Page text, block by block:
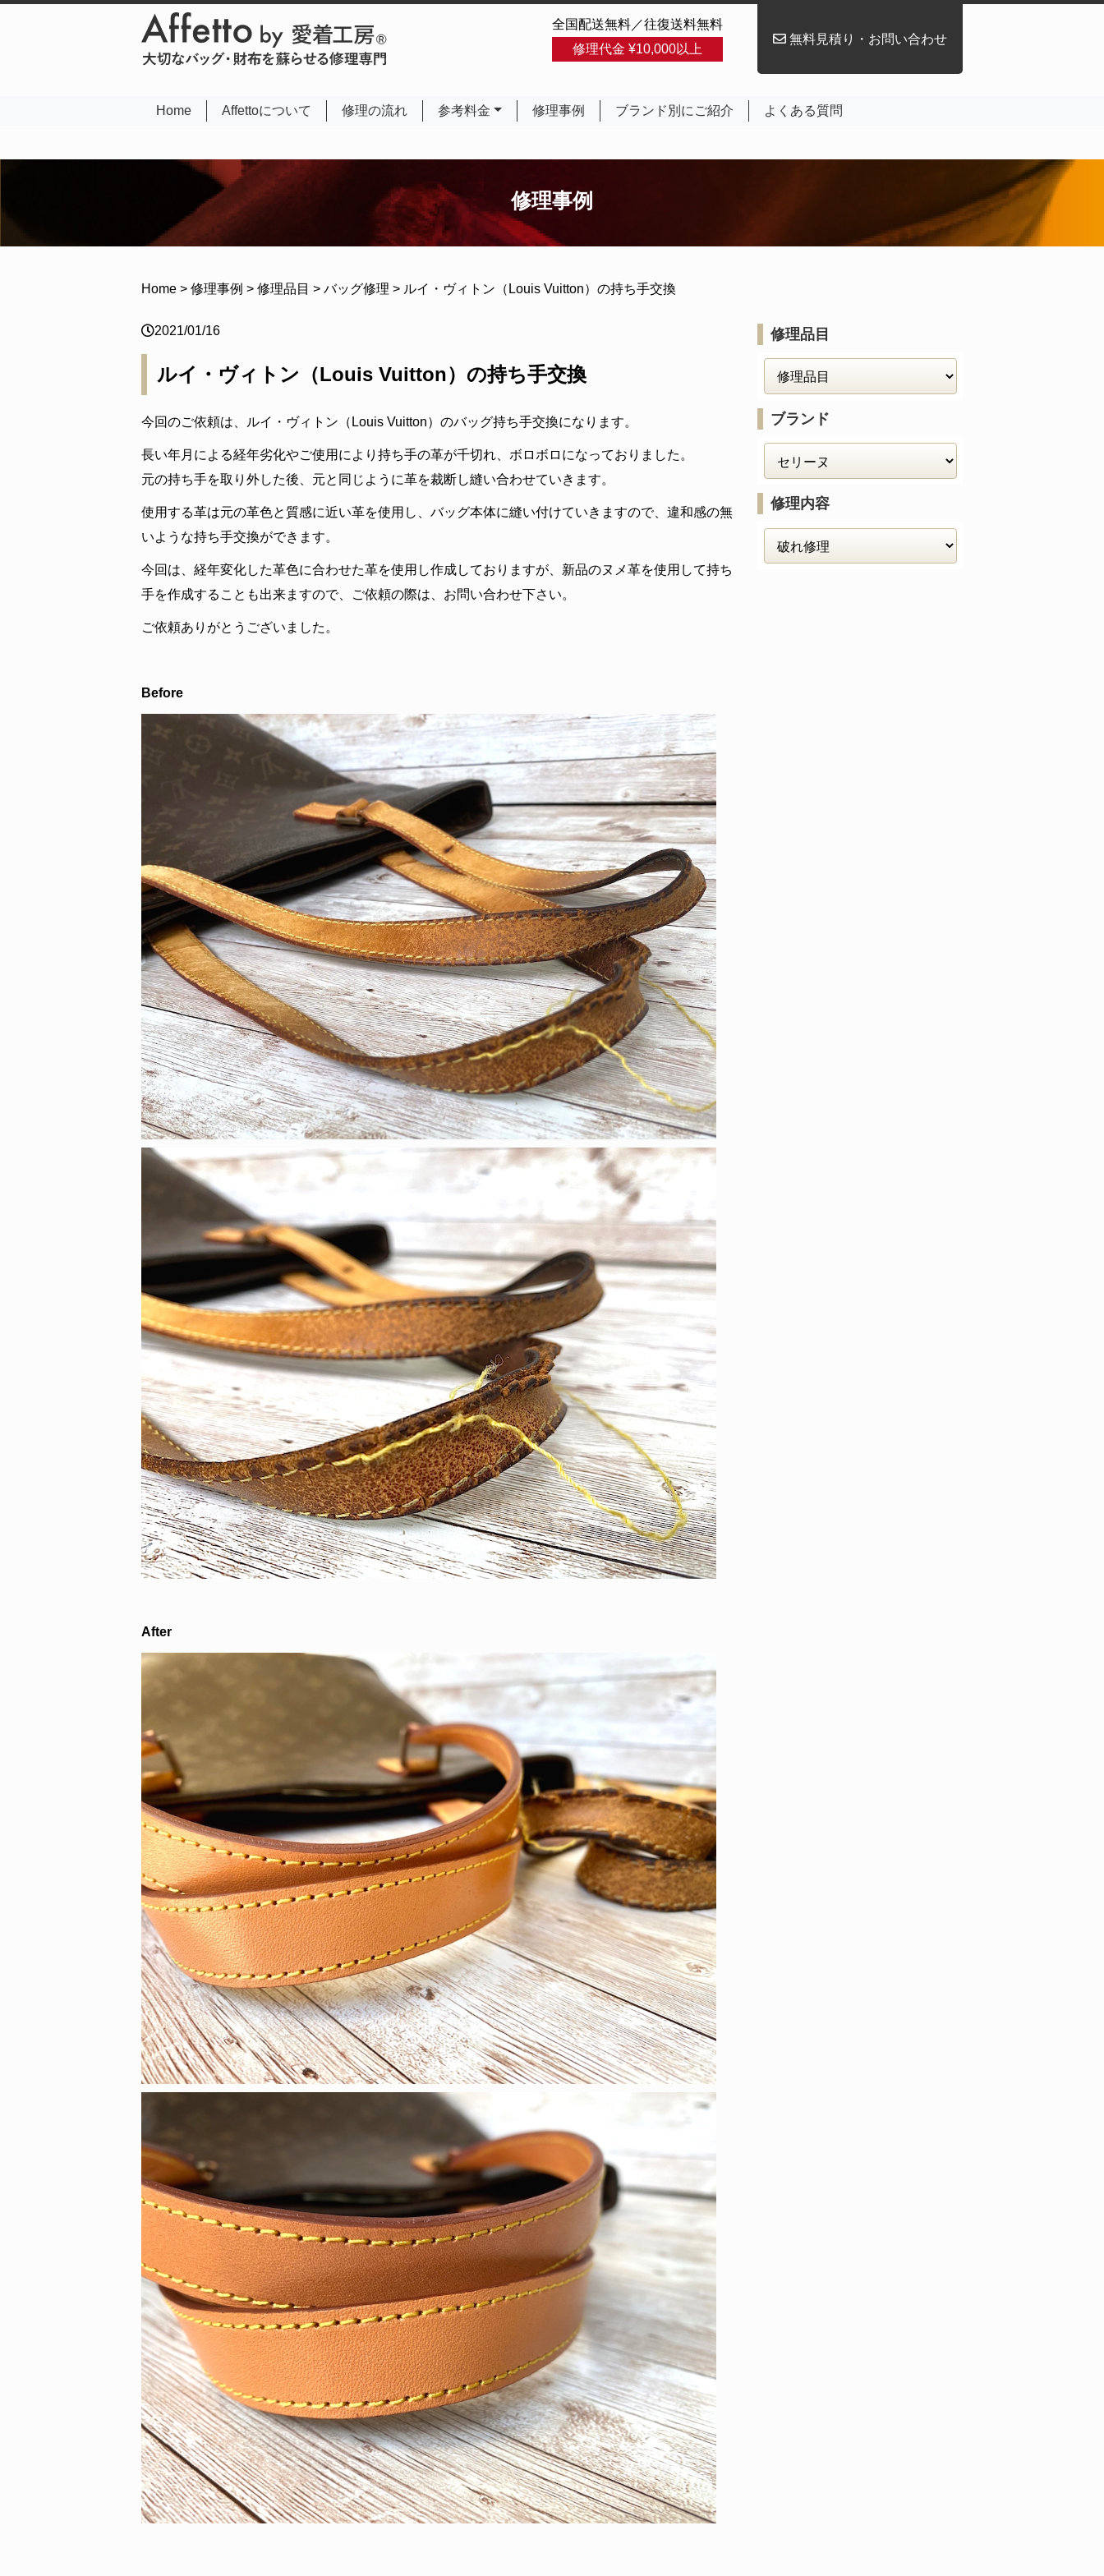
全国配送無料／往復送料無料
修理代金 ¥10,000以上
無料見積り・お問い合わせ
Home(current)Affettoについて 修理の流れ 参考料金 修理事例 ブランド別にご紹介 よくある質問
修理事例
Home > 修理事例 > 修理品目 > バッグ修理 > ルイ・ヴィトン（Louis Vuitton）の持ち手交換
2021/01/16
ルイ・ヴィトン（Louis Vuitton）の持ち手交換
今回のご依頼は、ルイ・ヴィトン（Louis Vuitton）のバッグ持ち手交換になります。
長い年月による経年劣化やご使用により持ち手の革が千切れ、ボロボロになっておりました。
元の持ち手を取り外した後、元と同じように革を裁断し縫い合わせていきます。
使用する革は元の革色と質感に近い革を使用し、バッグ本体に縫い付けていきますので、違和感の無
いような持ち手交換ができます。
今回は、経年変化した革色に合わせた革を使用し作成しておりますが、新品のヌメ革を使用して持ち
手を作成することも出来ますので、ご依頼の際は、お問い合わせ下さい。
ご依頼ありがとうございました。
Before
After
修理品目
ブランド
修理内容